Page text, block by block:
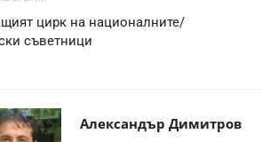
цирк на националните/
съветници
Александър Димитров